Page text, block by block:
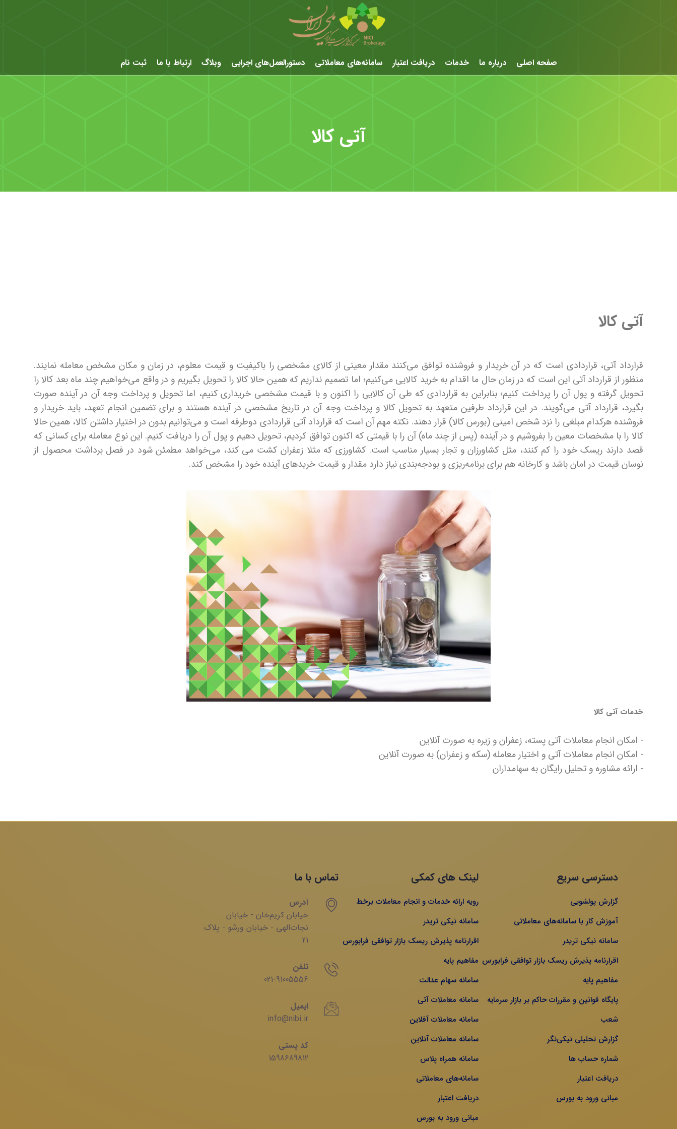
صفحه اصلی درباره ما خدمات دریافت اعتبار سامانه‌های معاملاتی دستورالعمل‌های اجرایی وبلاگ ارتباط با ما ثبت نام
آتی کالا
آتی کالا
قرارداد آتی، قراردادی است که در آن خریدار و فروشنده توافق می‌کنند مقدار معینی از کالای مشخصی را باکیفیت و قیمت معلوم، در زمان و مکان مشخص معامله نمایند.
منظور از قرارداد آتی این است که در زمان حال ما اقدام به خرید کالایی می‌کنیم؛ اما تصمیم نداریم که همین حالا کالا را تحویل بگیریم و در واقع می‌خواهیم چند ماه بعد کالا را
تحویل گرفته و پول آن را پرداخت کنیم؛ بنابراین به قراردادی که طی آن کالایی را اکنون و با قیمت مشخصی خریداری ‌کنیم، اما تحویل و پرداخت وجه آن در آینده صورت
بگیرد، قرارداد آتی می‌‌‌گویند. در این قرارداد طرفین متعهد به تحویل کالا و پرداخت وجه آن در تاریخ مشخصی در آینده هستند و برای تضمین انجام تعهد، باید خریدار و
فروشنده هرکدام مبلغی را نزد شخص امینی (بورس کالا) قرار دهند. نکته مهم آن است که قرارداد آتی قراردادی دوطرفه است و می‌توانیم بدون در اختیار داشتن کالا، همین حالا
کالا را با مشخصات معین را بفروشیم و در آینده (پس از چند ماه) آن را با قیمتی که اکنون توافق کردیم، تحویل دهیم و پول آن را دریافت کنیم. این نوع معامله برای کسانی که
قصد دارند ریسک خود را کم کنند، مثل کشاورزان و تجار بسیار مناسب است. کشاورزی که مثلا زعفران کشت می کند، می‌خواهد مطمئن شود در فصل برداشت محصول از
نوسان قیمت در امان باشد و کارخانه هم برای برنامه‌ریزی و بودجه‌بندی نیاز دارد مقدار و قیمت خریدهای آینده خود را مشخص کند.
خدمات آتی کالا
- امکان انجام معاملات آتی پسته، زعفران و زیره به صورت آنلاین
- امکان انجام معاملات آتی و اختیار معامله (سکه و زعفران) به صورت آنلاین
- ارائه مشاوره و تحلیل رایگان به سهامداران
دسترسی سریع
گزارش پولشویی
آموزش کار با سامانه‌های معاملاتی
سامانه نیکی تریدر
اقرارنامه پذیرش ریسک بازار توافقی فرابورس
مفاهیم پایه
پایگاه قوانین و مقررات حاکم بر بازار سرمایه
شعب
گزارش تحلیلی نیکی‌نگر
شماره حساب ها
دریافت اعتبار
مبانی ورود به بورس
لینک های کمکی
رویه ارائه خدمات و انجام معاملات برخط
سامانه نیکی تریدر
اقرارنامه پذیرش ریسک بازار توافقی فرابورس
مفاهیم پایه
سامانه سهام عدالت
سامانه معاملات آتی
سامانه معاملات آفلاین
سامانه معاملات آنلاین
سامانه همراه پلاس
سامانه‌های معاملاتی
دریافت اعتبار
مبانی ورود به بورس
تماس با ما
آدرس
خیابان‌ کریم‌‌خان - خیابان
‌نجات‌الهی - خیابان ‌ورشو - پلاک
21
تلفن
021-91005556
ایمیل
info@nibi.ir
کد پستی
1598689812